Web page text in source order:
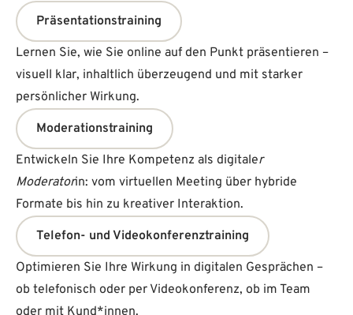
Präsentationstraining
Lernen Sie, wie Sie online auf den Punkt präsentieren –
visuell klar, inhaltlich überzeugend und mit starker
persönlicher Wirkung.
Moderationstraining
Entwickeln Sie Ihre Kompetenz als digitaler
Moderatorin: vom virtuellen Meeting über hybride
Formate bis hin zu kreativer Interaktion.
Telefon- und Videokonferenztraining
Optimieren Sie Ihre Wirkung in digitalen Gesprächen –
ob telefonisch oder per Videokonferenz, ob im Team
oder mit Kund*innen.